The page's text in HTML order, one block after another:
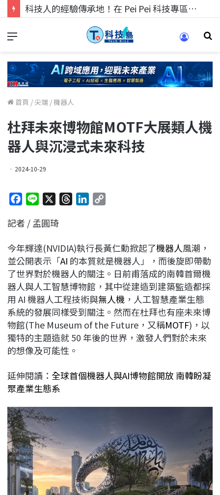
科技人的經驗傳承地！在 Pei Pei 科技專區，與學弟妹交流最硬核的技術
首頁 /尖端 /機器人
杜拜未來博物館MOTF大展類人機
器人與沉浸式未來科技
2024-10-29
c
b
o
o
k
n
a
d
s
e
d
I
n
L
i
n
k
記者 / 孟圓琦
今年輝達(NVIDIA)執行長黃仁勳掀起了機器人風潮，
並公開表示「AI 的本質就是機器人」，而後旋即帶動
了世界對於機器人的關注。日前甫落成的南韓首爾機
器人與人工智慧博物館，其中從建造到建築監造都採
用 AI 機器人工程技術與無人機 ，人工智慧產業生態
系統的發展同樣受到關注。然而在杜拜也有座未來博
物館(The Museum of the Future，又稱MOTF)，以
獨特的主題造就 50 年後的世界，激發人們對於未來
的想像及可能性。
延伸閱讀： 全球首個機器人與AI博物館開放 南韓盼凝
聚產業生態系